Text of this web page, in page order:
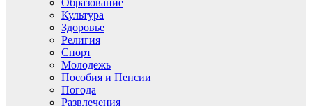
Образование
Культура
Здоровье
Религия
Спорт
Молодежь
Пособия и Пенсии
Погода
Развлечения